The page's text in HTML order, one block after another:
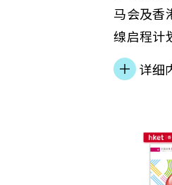
马会及香
缐启程计
基金策划
港大学担
Theory
多元支
详细